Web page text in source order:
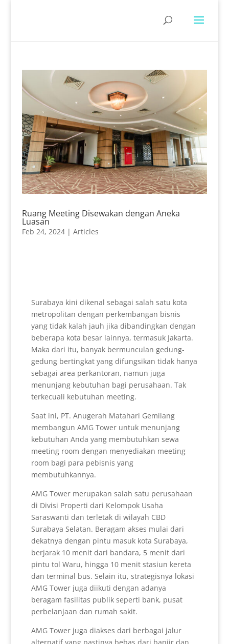
Ruang Meeting Disewakan dengan Aneka
Luasan
Feb 24, 2024| Articles
Surabaya kini dikenal sebagai salah satu kota
metropolitan dengan perkembangan bisnis
yang tidak kalah jauh jika dibandingkan dengan
beberapa kota besar lainnya, termasuk Jakarta.
Maka dari itu, banyak bermunculan gedung-
gedung bertingkat yang difungsikan tidak hanya
sebagai area perkantoran, namun juga
menunjang kebutuhan bagi perusahaan. Tak
terkecuali kebutuhan meeting.
Saat ini, PT. Anugerah Matahari Gemilang
membangun AMG Tower untuk menunjang
kebutuhan Anda yang membutuhkan sewa
meeting room dengan menyediakan meeting
room bagi para pebisnis yang
membutuhkannya.
AMG Tower merupakan salah satu perusahaan
di Divisi Properti dari Kelompok Usaha
Saraswanti dan terletak di wilayah CBD
Surabaya Selatan. Beragam akses mulai dari
dekatnya dengan pintu masuk kota Surabaya,
berjarak 10 menit dari bandara, 5 menit dari
pintu tol Waru, hingga 10 menit stasiun kereta
dan terminal bus. Selain itu, strategisnya lokasi
AMG Tower juga diikuti dengan adanya
beragam fasilitas publik seperti bank, pusat
perbelanjaan dan rumah sakit.
AMG Tower juga diakses dari berbagai jalur